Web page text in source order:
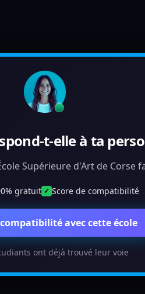
t-elle à ta
Supérieure d'Art de Corse
gratuit ✓ Score de compatibilité
avec cette école
ont déjà trouvé leur voie